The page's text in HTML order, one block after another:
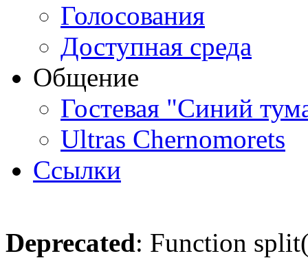
Голосования
Доступная среда
Общение
Гостевая "Синий
Ultras Chernomorets
Ссылки
Deprecated: Function